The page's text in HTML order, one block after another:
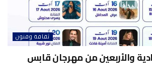
ثقافة وفنون
والأربعين من مهرجان قابس